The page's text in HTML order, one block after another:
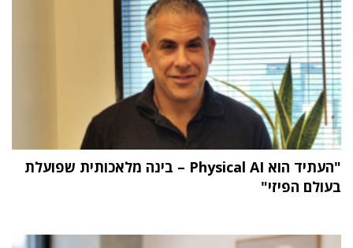
"העתיד הוא Physical AI – בינה מלאכותית שפועלת
בעולם הפיזי"